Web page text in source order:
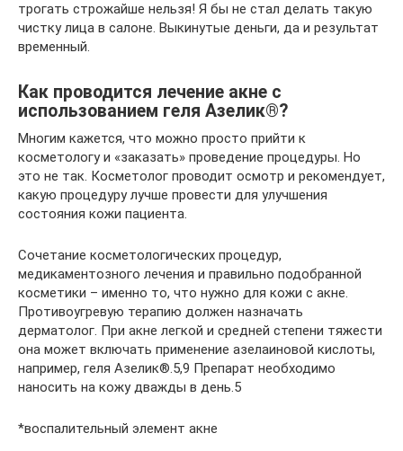
трогать строжайше нельзя! Я бы не стал делать такую
чистку лица в салоне. Выкинутые деньги, да и результат
временный.
Как проводится лечение акне с
использованием геля Азелик®️?
Многим кажется, что можно просто прийти к
косметологу и «заказать» проведение процедуры. Но
это не так. Косметолог проводит осмотр и рекомендует,
какую процедуру лучше провести для улучшения
состояния кожи пациента.
Сочетание косметологических процедур,
медикаментозного лечения и правильно подобранной
косметики – именно то, что нужно для кожи с акне.
Противоугревую терапию должен назначать
дерматолог. При акне легкой и средней степени тяжести
она может включать применение азелаиновой кислоты,
например, геля Азелик®️.5,9 Препарат необходимо
наносить на кожу дважды в день.5
*воспалительный элемент акне